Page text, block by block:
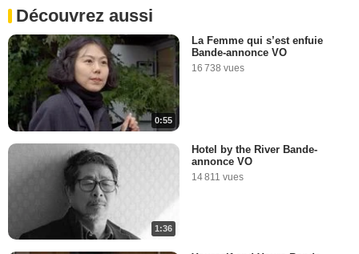
Découvrez aussi
0:55
La Femme qui s’est enfuie
Bande-annonce VO
16 738 vues
1:36
Hotel by the River Bande-
annonce VO
14 811 vues